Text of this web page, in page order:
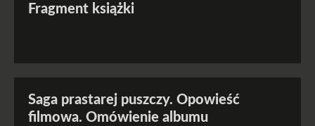
Fragment książki
Saga prastarej puszczy. Opowieść
filmowa. Omówienie albumu